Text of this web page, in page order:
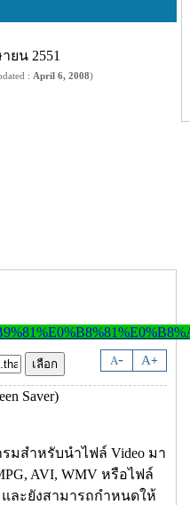
ยน 2551
: April 6, 2008)
A- A+
มสำหรับนำไฟล์ Video มา
AVI, WMV หรือไฟล์
และยังสามารถกำหนดให้